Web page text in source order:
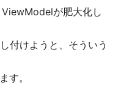
が肥大化し
付けようと、そういう
す。